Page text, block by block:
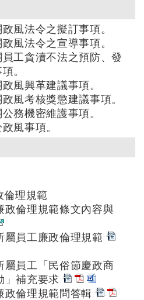
風法令之擬訂事項。
風法令之宣導事項。
工貪瀆不法之預防、發
。
風興革建議事項。
風考核獎懲建議事項。
務機密維護事項。
風事項。
倫理規範
政倫理規範條文內容與
屬員工廉政倫理規範
屬員工「民俗節慶政商
」補充要求
政倫理規範問答輯